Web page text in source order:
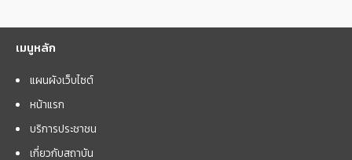
เมนูหลัก
แผนผังเว็บไซต์
หน้าแรก
บริการประชาชน
เกี่ยวกับสถาบัน